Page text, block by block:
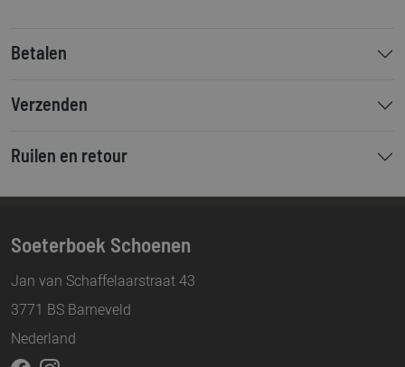
Betalen
Verzenden
Ruilen en retour
Soeterboek Schoenen
Jan van Schaffelaarstraat 43
3771 BS Barneveld
Nederland